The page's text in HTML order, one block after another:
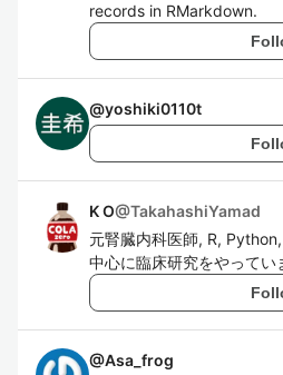
records in RMarkdown.
@yoshiki0110t
K O@TakahashiYamad
元腎臓内科医師, R,
中心に臨床研究をやってい
@Asa_frog